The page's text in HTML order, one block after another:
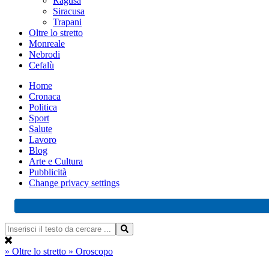
Siracusa
Trapani
Oltre lo stretto
Monreale
Nebrodi
Cefalù
Home
Cronaca
Politica
Sport
Salute
Lavoro
Blog
Arte e Cultura
Pubblicità
Change privacy settings
» Oltre lo stretto » Oroscopo